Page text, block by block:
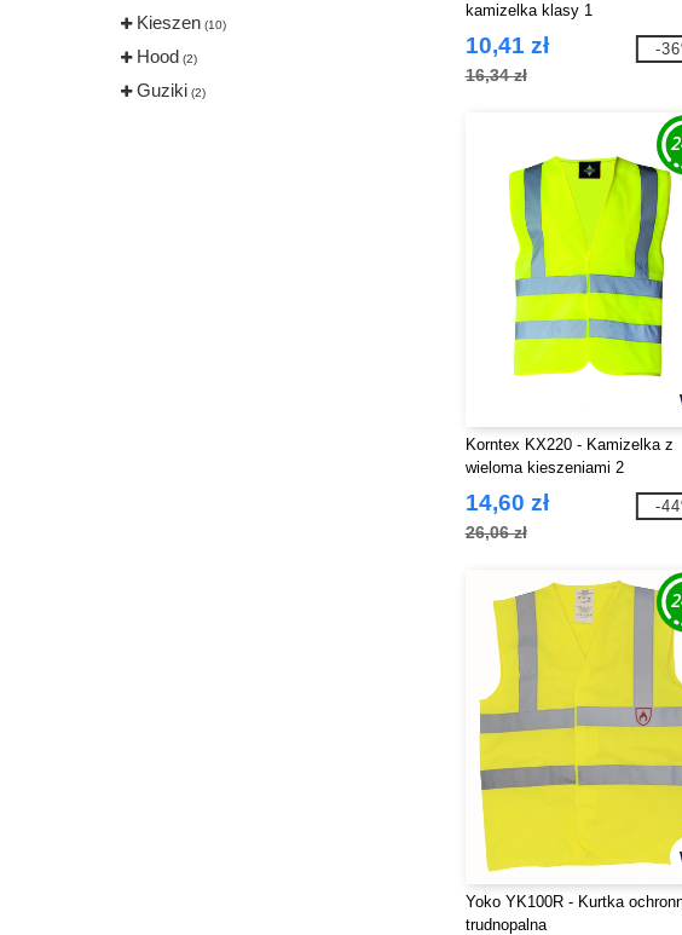
Kieszen (10)
Hood (2)
Guziki (2)
kamizelka klasy 1
10,41 zł
16,34 zł
-
Korntex KX220 - Kamizelka z
wieloma kieszeniami 2
14,60 zł
26,06 zł
-
Yoko YK100R - Kurtka
trudnopalna